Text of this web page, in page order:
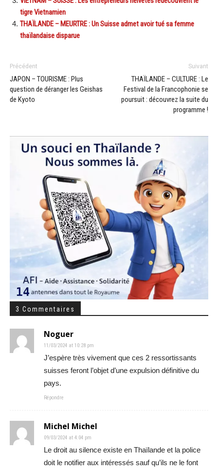
tigre Vietnamien
THAÏLANDE – MEURTRE : Un Suisse admet avoir tué sa femme
thaïlandaise disparue
Précédent
JAPON – TOURISME : Plus
question de déranger les Geishas
de Kyoto
Suivant
THAÏLANDE – CULTURE : Le
Festival de la Francophonie se
poursuit : découvrez la suite du
programme !
3 Commentaires
Noguer
11/03/2024 at 10:28 pm
J’espère très vivement que ces 2 ressortissants
suisses feront l’objet d’une expulsion définitive du
pays.
Répondre
Michel Michel
09/03/2024 at 4:04 pm
Le droit au silence existe en Thaïlande et la police
doit le notifier aux intéressés sauf qu’ils ne le font